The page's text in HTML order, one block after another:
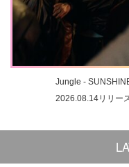
Jungle -
2026.08.14リリー